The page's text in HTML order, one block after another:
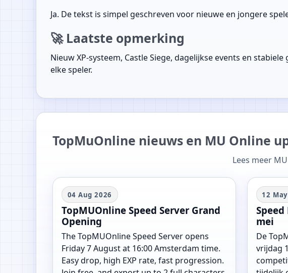
Ja. De tekst is simpel geschreven voor nieuwe en jongere
🚀 Laatste opmerking
Nieuw XP-systeem, Castle Siege, dagelijkse events en
elke speler.
TopMuOnline nieuws en MU Online
Lees meer
04 Aug 2026
TopMUOnline Speed Server Grand
Opening
The TopMUOnline Speed Server opens
Friday 7 August at 16:00 Amsterdam time.
Easy drop, high EXP rate, fast progression.
12
mei
De
vrijdag